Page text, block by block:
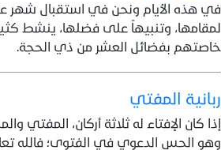
في هذه الأيام ونحن في استقبال شهر
لمقامها، وتنبيهاً على فضلها، ينشط
خاصتهم بفضائل العشر من ذي الحجة.
ربانية المفتي
إذا كان الإفتاء له ثلاثة أركان، المفتي
وهو الحس الدعوي في الفتوى؛ فالله